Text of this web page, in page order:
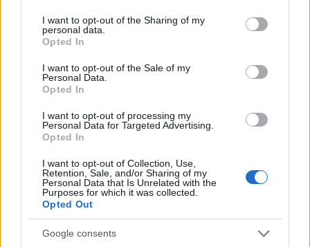
not limited to your visit or usage behaviour. You may click to
grant or deny consent to Google and its third-party tags to
use your data for below specified purposes in below Google
consent section.
I want to opt-out of the Sharing of my
personal data.
Opted In
I want to opt-out of the Sale of my
Personal Data.
Opted In
I want to opt-out of processing my
Personal Data for Targeted Advertising.
Opted In
I want to opt-out of Collection, Use,
Retention, Sale, and/or Sharing of my
Personal Data that Is Unrelated with the
Purposes for which it was collected.
Opted Out
Google consents
Fotó: Origo
"Több esély nincs. Ráadásul a kiemelt intézményi
regisztrációval is problémák merültek fel. Az előadó-
művészeti törvény szerint ehhez élő, működő
közszolgáltatási szerződésnek kell lennie a színház
és a kérelmet beadó fenntartó, vagyis az
önkormányzat között. Ha az önkormányzat nem
kezdeményezi ezt, akkor a színház nem jogosult
támogatásra a központi költségvetésből. A júliusi
határidőre a regisztráció nem teljesült, kérdés, hogy
van-e türelmi idő ebben" - mondta
Seress Zoltán